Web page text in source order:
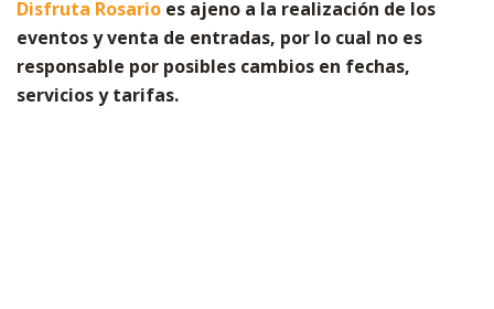
Disfruta Rosario es ajeno a la realización de los
eventos y venta de entradas, por lo cual no es
responsable por posibles cambios en fechas,
servicios y tarifas.